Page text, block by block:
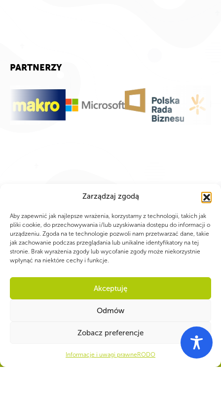
Zarządzaj zgodą
Aby zapewnić jak najlepsze wrażenia, korzystamy z technologii, takich jak
pliki cookie, do przechowywania i/lub uzyskiwania dostępu do informacji o
urządzeniu. Zgoda na te technologie pozwoli nam przetwarzać dane, takie
jak zachowanie podczas przeglądania lub unikalne identyfikatory na tej
stronie. Brak wyrażenia zgody lub wycofanie zgody może niekorzystnie
wpłynąć na niektóre cechy i funkcje.
Akceptuję
Odmów
Zobacz preferencje
Informacje i uwagi prawne RODO
PARTNERZY
WSPÓLNIE DLA HARCERSKIEJ MISJI
Twoje wsparcie, nasza
Numer konta do darowizn na rzecz ZHP